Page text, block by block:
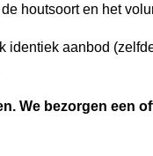
houtsoort en het
identiek aanbod
We bezorgen een